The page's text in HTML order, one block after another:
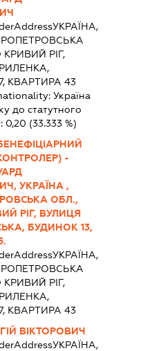
УКРАЇНА,
КРИВИЙ РІГ,
КВАРТИРА 43
Україна
до статутного
0,20 (33.333 %)
-
УКРАЇНА ,
ОБЛ.,
РІГ, ВУЛИЦЯ
БУДИНОК 13,
УКРАЇНА,
КРИВИЙ РІГ,
КВАРТИРА 43
ВІКТОРОВИЧ
УКРАЇНА,